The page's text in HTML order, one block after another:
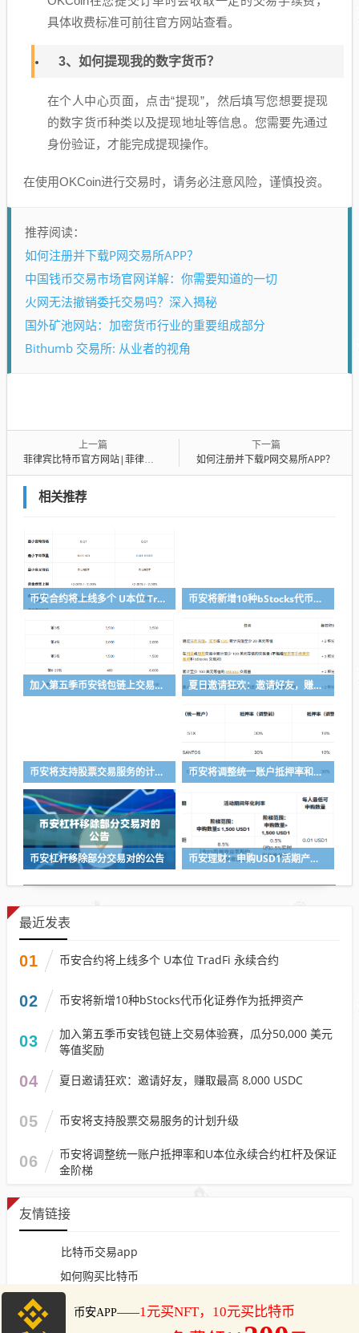
具体收费标准可前往官方网站查看。
3、如何提现我的数字货币？
在个人中心页面，点击“提现”，然后填写您想要提现
的数字货币种类以及提现地址等信息。您需要先通过
身份验证，才能完成提现操作。
在使用OKCoin进行交易时，请务必注意风险，谨慎投资。
推荐阅读：
如何注册并下载P网交易所APP？
中国钱币交易市场官网详解：你需要知道的一切
火网无法撤销委托交易吗？深入揭秘
国外矿池网站：加密货币行业的重要组成部分
Bithumb 交易所: 从业者的视角
上一篇
菲律宾比特币官方网站|菲律宾ygg币
下一篇
如何注册并下载P网交易所APP？
相关推荐
币安合约将上线多个 U本位 TradFi 永续合约 币安将新增10种bStocks代币化证券作为抵押资产
加入第五季币安钱包链上交易体验赛，瓜分50,000 美元等值奖励 夏日邀请狂欢：邀请好友，赚取最高 8,000 USDC
币安将支持股票交易服务的计划升级 币安将调整统一账户抵押率和U本位永续合约杠杆及保证金阶梯
币安杠杆移除部分交易对的公告 币安理财：申购USD1活期产品，前1,500 USD1可享最高8.5%年化收益率
最近发表
01 币安合约将上线多个 U本位 TradFi 永续合约
02 币安将新增10种bStocks代币化证券作为抵押资产
03
加入第五季币安钱包链上交易体验赛，瓜分50,000 美元
等值奖励
04 夏日邀请狂欢：邀请好友，赚取最高 8,000 USDC
05 币安将支持股票交易服务的计划升级
06
币安将调整统一账户抵押率和U本位永续合约杠杆及保证
金阶梯
友情链接
比特币交易app
如何购买比特币
怎么购买比特币
币安下载